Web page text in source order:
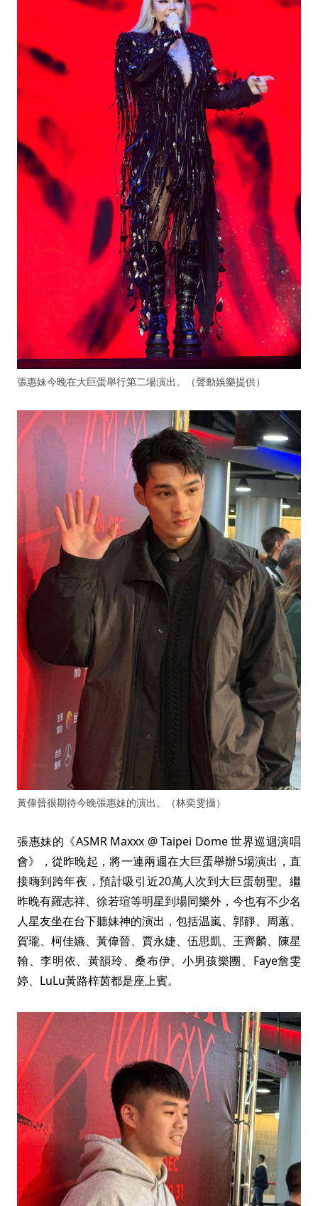
張惠妹今晚在大巨蛋舉行第二場演出。（聲動娛樂提供）
黃偉晉很期待今晚張惠妹的演出。（林奕雯攝）
張惠妹的《ASMR Maxxx @ Taipei Dome 世界巡迴演唱
會》，從昨晚起，將一連兩週在大巨蛋舉辦5場演出，直
接嗨到跨年夜，預計吸引近20萬人次到大巨蛋朝聖。繼
昨晚有羅志祥、徐若瑄等明星到場同樂外，今也有不少名
人星友坐在台下聽妹神的演出，包括温嵐、郭靜、周蕙、
賀瓏、柯佳嬿、黃偉晉、賈永婕、伍思凱、王齊麟、陳星
翰、李明依、黃韻玲、桑布伊、小男孩樂團、Faye詹雯
婷、LuLu黃路梓茵都是座上賓。